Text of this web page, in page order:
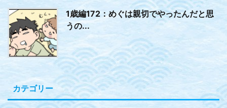
1歳編172：めぐは親切でやったんだと思
うの...
カテゴリー